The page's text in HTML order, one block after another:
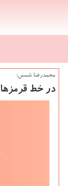
محمدرضا شمس:
در خط